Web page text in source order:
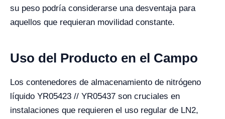
su peso podría considerarse una desventaja para
aquellos que requieran movilidad constante.
Uso del Producto en el Campo
Los contenedores de almacenamiento de nitrógeno
líquido YR05423 // YR05437 son cruciales en
instalaciones que requieren el uso regular de LN2,